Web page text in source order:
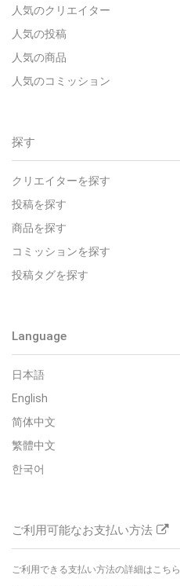
人気のクリエイター
人気の投稿
人気の商品
人気のコミッション
探す
クリエイターを探す
投稿を探す
商品を探す
コミッションを探す
投稿タグを探す
Language
日本語
English
简体中文
繁體中文
한국어
ご利用可能なお支払い方法
ご利用できる支払い方法の詳細はこちら